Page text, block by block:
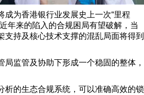
为香港银行业发展史上一次“里程
年来的陷入的合规困局有望破解，当
支持及核心技术支撑的混乱局面将得到
监管及协助下形成一个稳固的整体，
的生态合规系统，可以准确高效的锁